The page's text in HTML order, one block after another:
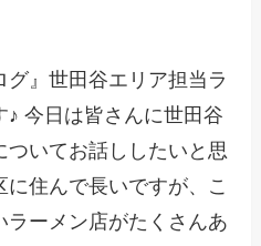
』世田谷エリア担当ラ
♪ 今日は皆さんに世田谷
ついてお話ししたいと思
住んで長いですが、こ
ーメン店がたくさんあ